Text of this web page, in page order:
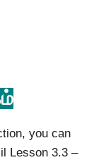
you can
Lesson 3.3 –